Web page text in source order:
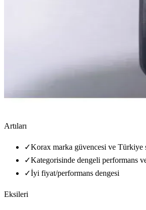
Artıları
✓Korax marka güvencesi ve Türkiye
✓Kategorisinde dengeli performans
✓İyi fiyat/performans dengesi
Eksileri